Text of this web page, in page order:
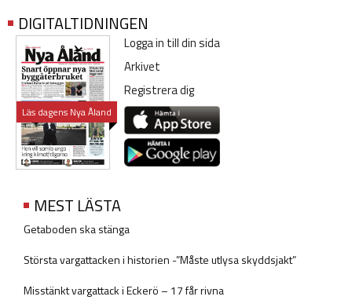
DIGITALTIDNINGEN
Läs dagens Nya Åland
Logga in till din sida
Arkivet
Registrera dig
MEST LÄSTA
Getaboden ska stänga
Största vargattacken i historien -”Måste utlysa skyddsjakt”
Misstänkt vargattack i Eckerö – 17 får rivna